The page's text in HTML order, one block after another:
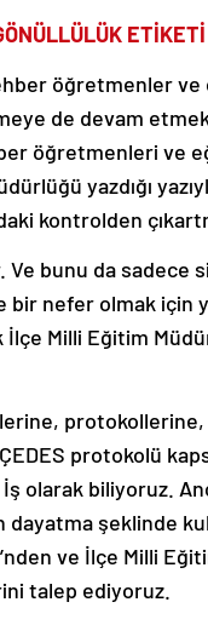
ETİKETİ
öğretmenler ve
de devam
öğretmenleri ve
yazdığı
kontrolden
Ve bunu da sadece
nefer olmak için
İlçe Milli Eğitim
protokolü
olarak biliyoruz.
şeklinde
ve İlçe Milli
talep ediyoruz.